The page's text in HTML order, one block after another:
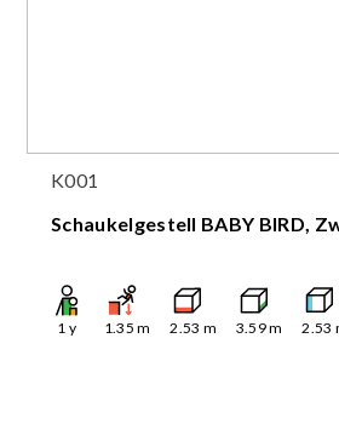
K001
Schaukelgestell BABY BIRD,
1 y 1.35 m 2.53 m 3.59m 2.53